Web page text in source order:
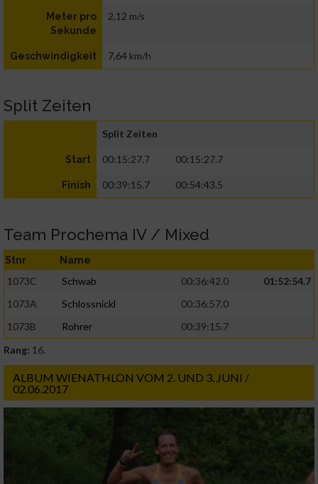
Meter pro
Sekunde
2,12 m/s
Geschwindigkeit 7,64 km/h
Split Zeiten
Split Zeiten
Start 00:15:27.7 00:15:27.7
Finish 00:39:15.7 00:54:43.5
Team Prochema IV / Mixed
Stnr Name
1073C Schwab 00:36:42.0
01:52:54.7
1073A
Schlossnickl
00:36:57.0
1073B
Rohrer
00:39:15.7
Rang: 16.
ALBUM WIENATHLON VOM 2. UND 3. JUNI /
02.06.2017